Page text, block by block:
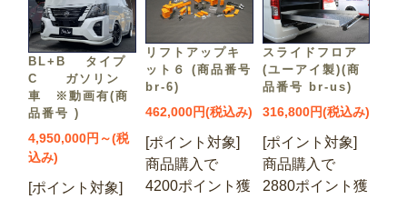
BL+B タイプ
C ガソリン
車 ※動画有(商
品番号 )
4,950,000円～(税
込み)
[ポイント対象]
リフトアップキ
ット６ (商品番号
br-6)
462,000円(税込み)
[ポイント対象]
商品購入で
4200ポイント獲
スライドフロア
(ユーアイ製)(商
品番号 br-us)
316,800円(税込み)
[ポイント対象]
商品購入で
2880ポイント獲